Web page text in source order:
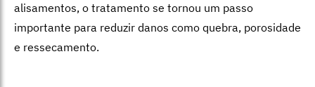
alisamentos, o tratamento se tornou um passo
importante para reduzir danos como quebra, porosidade
e ressecamento.